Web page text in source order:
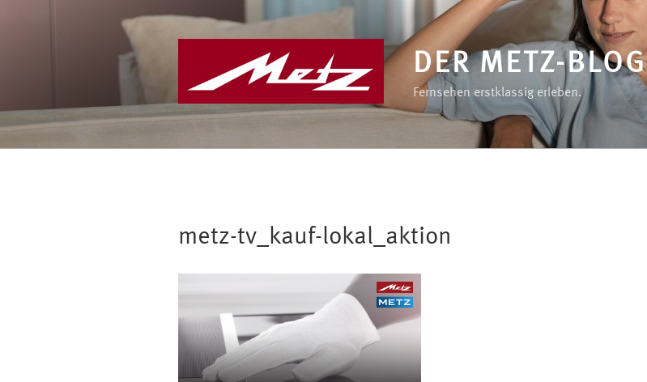
DER METZ-BLOG
Fernsehen erstklassig erleben.
metz-tv_kauf-lokal_aktion